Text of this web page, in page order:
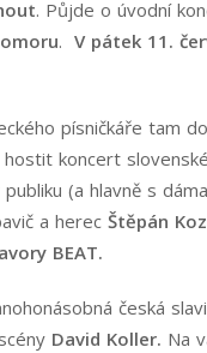
. Půjde o úvodní
. V pátek 11.
písničkáře tam
koncert
(a hlavně s
a herec Štěpán
BEAT.
česká
David Koller. Na